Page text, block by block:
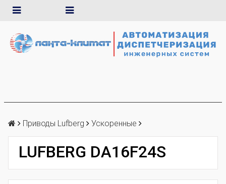
Приводы Lufberg Ускоренные
LUFBERG DA16F24S